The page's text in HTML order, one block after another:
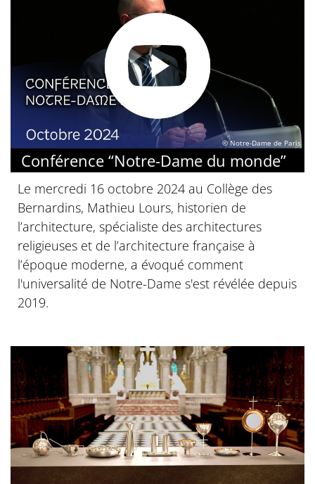
© Notre-Dame de Paris
Conférence “Notre-Dame du monde”
Le mercredi 16 octobre 2024 au Collège des
Bernardins, Mathieu Lours, historien de
l’architecture, spécialiste des architectures
religieuses et de l’architecture française à
l’époque moderne, a évoqué comment
l'universalité de Notre-Dame s'est révélée depuis
2019.